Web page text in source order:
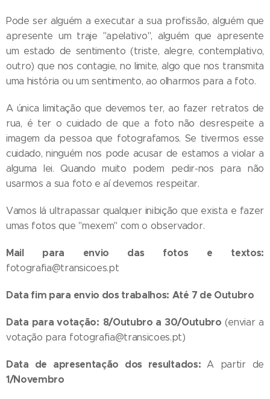
Pode ser alguém a executar a sua profissão, alguém que
apresente um traje "apelativo", alguém que apresente
um estado de sentimento (triste, alegre, contemplativo,
outro) que nos contagie, no limite, algo que nos transmita
uma história ou um sentimento, ao olharmos para a foto.
A única limitação que devemos ter, ao fazer retratos de
rua, é ter o cuidado de que a foto não desrespeite a
imagem da pessoa que fotografamos. Se tivermos esse
cuidado, ninguém nos pode acusar de estamos a violar a
alguma lei. Quando muito podem pedir-nos para não
usarmos a sua foto e aí devemos respeitar.
Vamos lá ultrapassar qualquer inibição que exista e fazer
umas fotos que "mexem" com o observador.
Mail para envio das fotos e textos:
fotografia@transicoes.pt
Data fim para envio dos trabalhos: Até 7 de Outubro
Data para votação: 8/Outubro a 30/Outubro (enviar a
votação para fotografia@transicoes.pt)
Data de apresentação dos resultados:A partir de
1/Novembro